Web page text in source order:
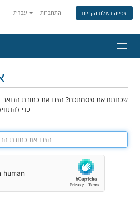
התחברות צפייה בעגלת הקניות
ניווט
שכחתם את סיסמתכם? הזינו את כתובת
כדי להתחיל בתהליך איפוס הסיסמה.